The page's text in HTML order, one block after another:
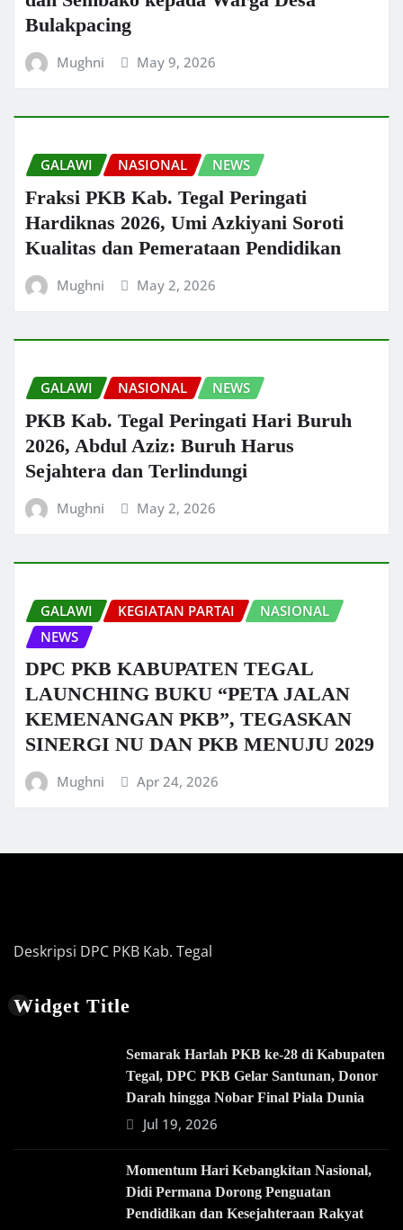
Bulakpacing
Mughni May 9, 2026
GALAWI NASIONAL NEWS
Fraksi PKB Kab. Tegal Peringati
Hardiknas 2026, Umi Azkiyani Soroti
Kualitas dan Pemerataan Pendidikan
Mughni May 2, 2026
GALAWI NASIONAL NEWS
PKB Kab. Tegal Peringati Hari Buruh
2026, Abdul Aziz: Buruh Harus
Sejahtera dan Terlindungi
Mughni May 2, 2026
GALAWI KEGIATAN PARTAI
NASIONAL
NEWS
DPC PKB KABUPATEN TEGAL
LAUNCHING BUKU “PETA JALAN
KEMENANGAN PKB”, TEGASKAN
SINERGI NU DAN PKB MENUJU 2029
Mughni Apr 24, 2026
Deskripsi DPC PKB Kab. Tegal
Widget Title
Semarak Harlah PKB ke-28 di Kabupaten
Tegal, DPC PKB Gelar Santunan, Donor
Darah hingga Nobar Final Piala Dunia
Jul 19, 2026
Momentum Hari Kebangkitan Nasional,
Didi Permana Dorong Penguatan
Pendidikan dan Kesejahteraan Rakyat